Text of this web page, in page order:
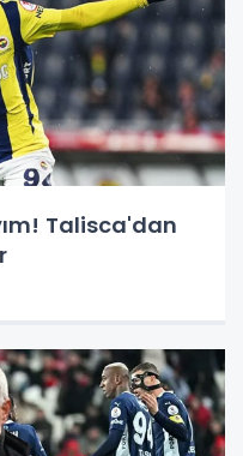
Talisca'dan